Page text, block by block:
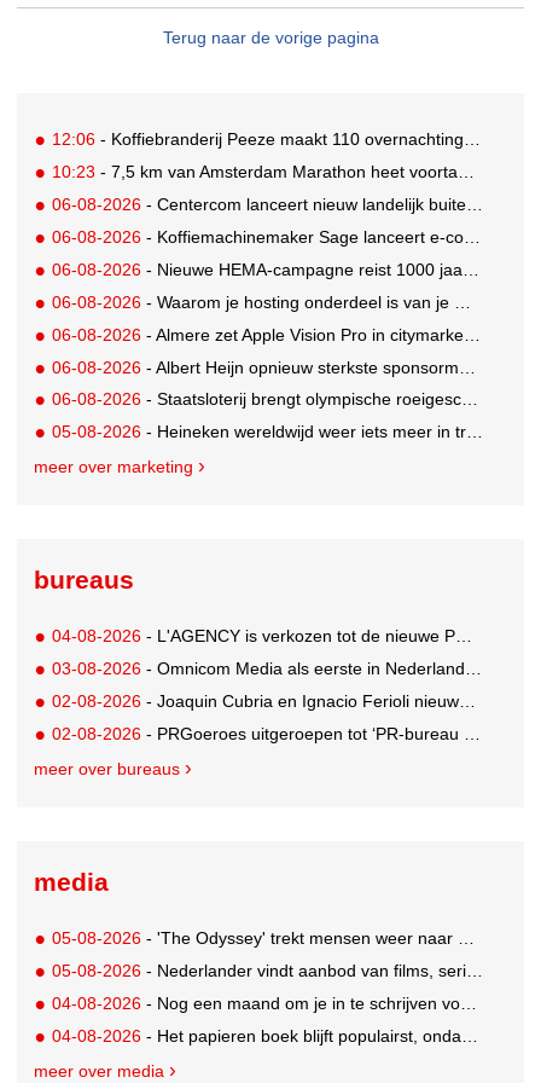
Terug naar de vorige pagina
12:06 - Koffiebranderij Peeze maakt 110 overnachtingen in het Ronald McDonald Huis mogelijk
10:23 - 7,5 km van Amsterdam Marathon heet voortaan de 'Samsung Galaxy 7,5 km'
06-08-2026 - Centercom lanceert nieuw landelijk buitereclamenetwerk: City Cubes
06-08-2026 - Koffiemachinemaker Sage lanceert e-commerceplatform voor koffieliefhebbers
06-08-2026 - Nieuwe HEMA-campagne reist 1000 jaar terug in de tijd naar 'Hemastein'
06-08-2026 - Waarom je hosting onderdeel is van je merkstrategie
06-08-2026 - Almere zet Apple Vision Pro in citymarketing
06-08-2026 - Albert Heijn opnieuw sterkste sponsormerk, PostNL daalt
06-08-2026 - Staatsloterij brengt olympische roeigeschiedenis tot leven voor WK Roeien
05-08-2026 - Heineken wereldwijd weer iets meer in trek
meer over marketing
bureaus
04-08-2026 - L'AGENCY is verkozen tot de nieuwe PR-partner van KoRo
03-08-2026 - Omnicom Media als eerste in Nederland actief met advertenties in ChatGPT
02-08-2026 - Joaquin Cubria en Ignacio Ferioli nieuwe Global CCO’s GUT, Renata Neumann Global Head of Production
02-08-2026 - PRGoeroes uitgeroepen tot ‘PR-bureau van het jaar 2026’
meer over bureaus
media
05-08-2026 - 'The Odyssey' trekt mensen weer naar de bioscoop
05-08-2026 - Nederlander vindt aanbod van films, series en sport vaak versnipperd
04-08-2026 - Nog een maand om je in te schrijven voor de Mercurs 2026
04-08-2026 - Het papieren boek blijft populairst, ondanks digitale alternatieven
meer over media